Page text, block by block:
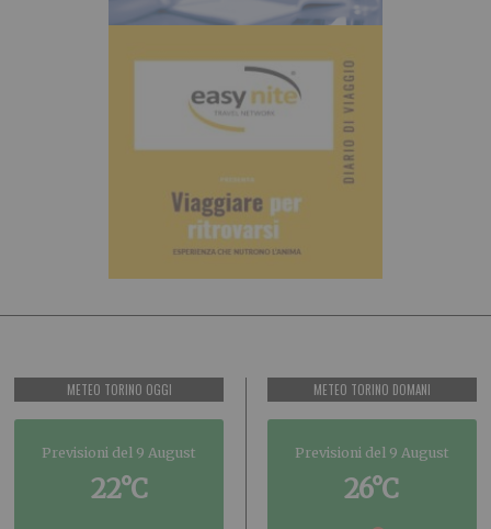
METEO TORINO OGGI
Previsioni del 9 August
22°C
METEO TORINO DOMANI
Previsioni del 9 August
26°C